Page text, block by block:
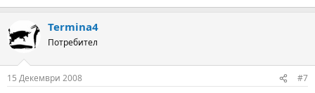
Termina4
Потребител
15 Декември 2008 #7